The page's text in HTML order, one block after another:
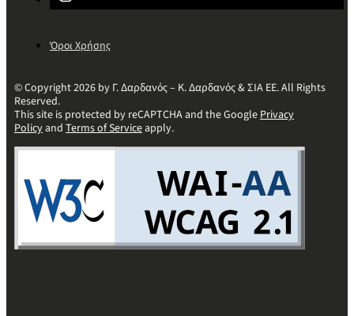
Όροι Χρήσης
© Copyright 2026 by Γ. Δαρδανός – Κ. Δαρδανός & ΣΙΑ ΕΕ. All Rights
Reserved.
This site is protected by reCAPTCHA and the GooglePrivacy
Policyand Terms of Serviceapply.